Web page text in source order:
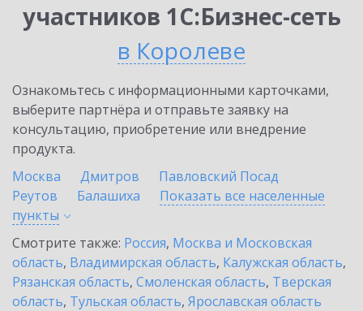
участников 1С:Бизнес-сеть
в Королеве
Ознакомьтесь с информационными карточками,
выберите партнёра и отправьте заявку на
консультацию, приобретение или внедрение
продукта.
Москва
Дмитров
Павловский Посад
Реутов
Балашиха
Показать все населенные
пункты
Смотрите также: Россия, Москва и Московская
область, Владимирская область, Калужская область,
Рязанская область, Смоленская область, Тверская
область, Тульская область, Ярославская область